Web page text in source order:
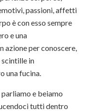
passioni, affetti
è con esso sempre
e una
azione per conoscere,
scintille in
una fucina.
e beiamo
tutti dentro